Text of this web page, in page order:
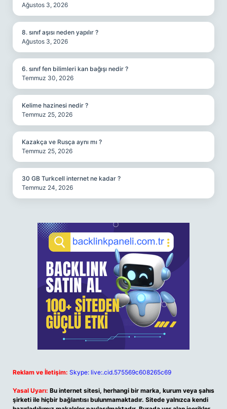
Ağustos 3, 2026
8. sınıf aşısı neden yapılır ?
Ağustos 3, 2026
6. sınıf fen bilimleri kan bağışı nedir ?
Temmuz 30, 2026
Kelime hazinesi nedir ?
Temmuz 25, 2026
Kazakça ve Rusça aynı mı ?
Temmuz 25, 2026
30 GB Turkcell internet ne kadar ?
Temmuz 24, 2026
Reklam ve İletişim: Skype: live:.cid.575569c608265c69
Yasal Uyarı: Bu internet sitesi, herhangi bir marka, kurum veya şahıs
şirketi ile hiçbir bağlantısı bulunmamaktadır. Sitede yalnızca kendi